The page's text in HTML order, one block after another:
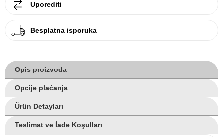
Uporediti
Besplatna isporuka
Opis proizvoda
Opcije plaćanja
Ürün Detayları
Teslimat ve İade Koşulları